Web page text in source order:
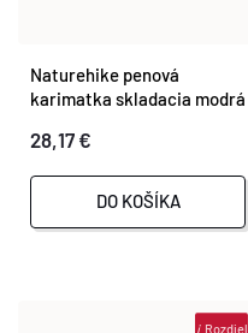
Naturehike penová
karimatka skladacia modrá
28,17 €
DO KOŠÍKA
iRozdiel